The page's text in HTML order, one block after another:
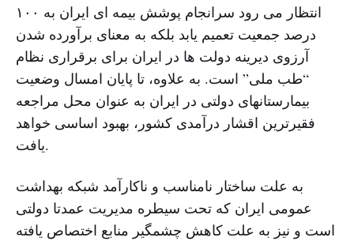
انتظار می رود سرانجام پوشش بیمه ای ایران به ۱۰۰
درصد جمعیت تعمیم یابد بلکه به معنای برآورده شدن
آرزوی دیرینه دولت ها در ایران برای برقراری نظام
“طب ملی” است. به علاوه، تا پایان امسال وضعیت
بیمارستانهای دولتی در ایران به عنوان محل مراجعه
فقیرترین اقشار درآمدی کشور، بهبود اساسی خواهد
یافت.
به علت ساختار نامناسب و ناکارآمد شبکه بهداشت
عمومی ایران که تحت سیطره مدیریت عمدتا دولتی
است و نیز به علت کاهش چشمگیر منابع اختصاص یافته